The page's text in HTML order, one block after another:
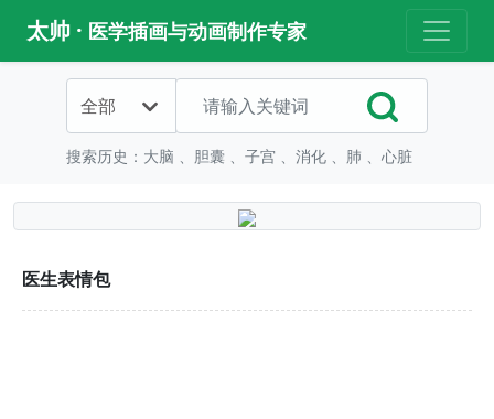
太帅 · 医学插画与动画制作专家
全部
搜索历史： 大脑 、 胆囊 、 子宫 、 消化 、 肺 、 心脏
医生表情包